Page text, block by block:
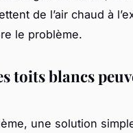
de l’air chaud à
le problème.
toits blancs
une solution